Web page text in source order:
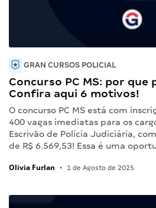
GRAN CURSOS POLICIAL
Concurso PC MS: por que
Confira aqui 6 motivos!
O concurso PC MS está com
400 vagas imediatas para os
Escrivão de Polícia Judiciária,
de R$ 6.569,53! Essa é uma
Olivia Furlan • 1 de Agosto de 2025